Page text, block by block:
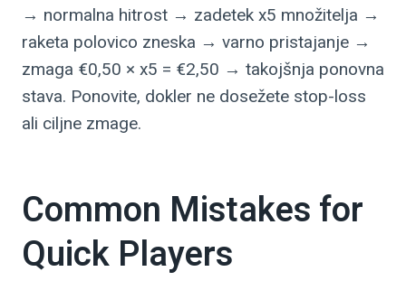
→ normalna hitrost → zadetek x5 množitelja →
raketa polovico zneska → varno pristajanje →
zmaga €0,50 × x5 = €2,50 → takojšnja ponovna
stava. Ponovite, dokler ne dosežete stop-loss
ali ciljne zmage.
Common Mistakes for
Quick Players